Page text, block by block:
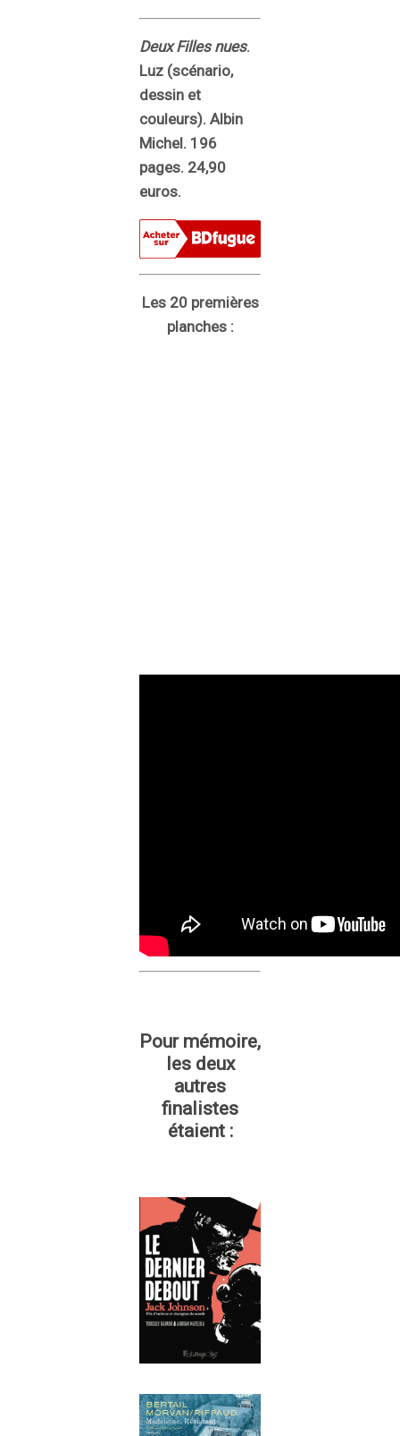
Deux Filles nues.
Luz (scénario,
dessin et
couleurs). Albin
Michel. 196
pages. 24,90
euros.
Les 20 premières
planches :
Pour mémoire,
les deux
autres
finalistes
étaient :